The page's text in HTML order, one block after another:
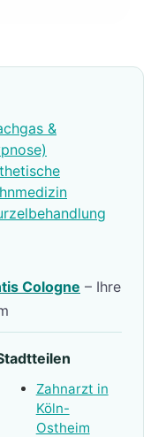
&
Cologne – Ihre
Zahnarzt in
Köln-
Ostheim